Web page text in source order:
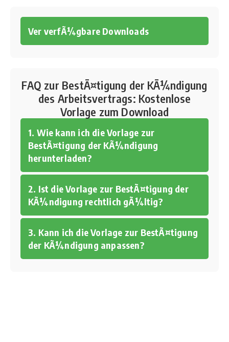
Ver verfÃ¼gbare Downloads
FAQ zur BestÃ¤tigung der KÃ¼ndigung
des Arbeitsvertrags: Kostenlose
Vorlage zum Download
1. Wie kann ich die Vorlage zur
BestÃ¤tigung der KÃ¼ndigung
herunterladen?
2. Ist die Vorlage zur BestÃ¤tigung der
KÃ¼ndigung rechtlich gÃ¼ltig?
3. Kann ich die Vorlage zur BestÃ¤tigung
der KÃ¼ndigung anpassen?